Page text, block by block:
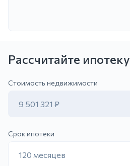
Рассчитайте ипотеку
Стоимость недвижимости
9 501 321 ₽
Срок ипотеки
120 месяцев